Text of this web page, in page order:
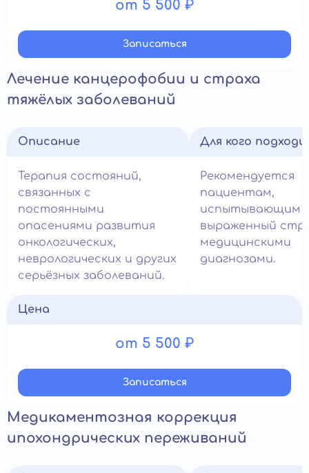
от 5 500 ₽
Записатьcя
Лечение канцерофобии и страха
тяжёлых заболеваний
Описание
Терапия состояний,
связанных с
постоянными
опасениями развития
онкологических,
неврологических и других
серьёзных заболеваний.
Для кого
Рекомендуется
пациентам,
испытывающим
выраженный
медицинскими
диагнозами.
Цена
от 5 500 ₽
Записатьcя
Медикаментозная коррекция
ипохондрических переживаний